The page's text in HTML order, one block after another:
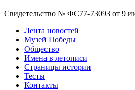
Свидетельство № ФС77-73093 от 9
Лента новостей
Музей Победы
Общество
Имена в летописи
Страницы истории
Тесты
Контакты